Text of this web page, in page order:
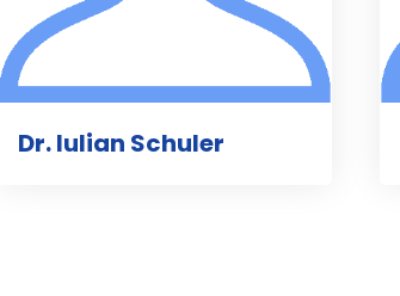
Dr. Iulian Schuler